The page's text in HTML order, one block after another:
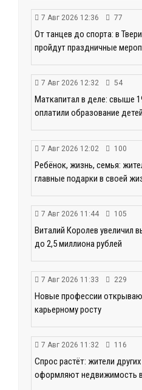
7 Авг 2026 12:36 77
От танцев до спорта: в
пройдут праздничные
7 Авг 2026 12:32 54
Маткапитал в деле: свыше
оплатили образование
7 Авг 2026 12:02 100
Ребёнок, жизнь, семья:
главные подарки в своей
7 Авг 2026 11:44 105
Виталий Королев увеличил
до 2,5 миллиона рублей
7 Авг 2026 11:33 229
Новые профессии
карьерному росту
7 Авг 2026 11:32 116
Спрос растёт: жители
оформляют недвижимость